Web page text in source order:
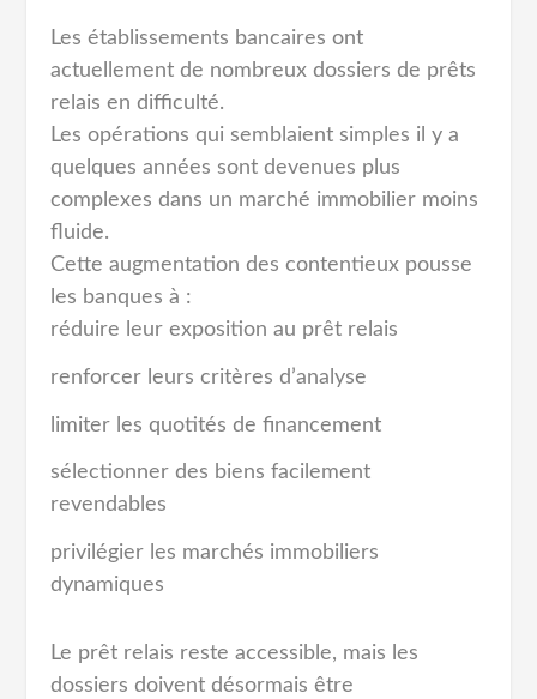
Les établissements bancaires ont
actuellement de nombreux dossiers de prêts
relais en difficulté.
Les opérations qui semblaient simples il y a
quelques années sont devenues plus
complexes dans un marché immobilier moins
fluide.
Cette augmentation des contentieux pousse
les banques à :
réduire leur exposition au prêt relais
renforcer leurs critères d’analyse
limiter les quotités de financement
sélectionner des biens facilement
revendables
privilégier les marchés immobiliers
dynamiques
Le prêt relais reste accessible, mais les
dossiers doivent désormais être